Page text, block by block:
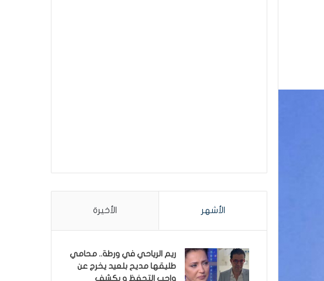
الأشهر الأخيرة
ريم الرياحي في ورطة.. محامي
طليقها مديح بلعيد يخرج عن
واجب التحفظ و يكشف